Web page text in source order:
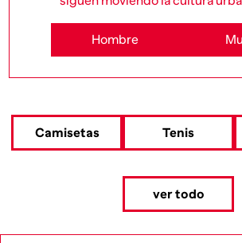
Hombre
Camisetas Tenis
ver todo